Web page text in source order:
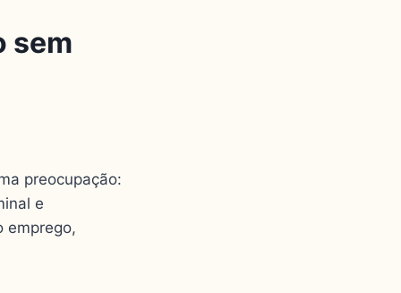
sem
preocupação:
e
emprego,